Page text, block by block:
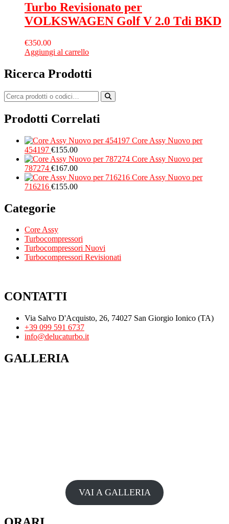
Turbo Revisionato per
VOLKSWAGEN Golf V 2.0 Tdi BKD
€350.00
Aggiungi al carrello
Ricerca Prodotti
Prodotti Correlati
Core Assy Nuovo per
454197 €155.00
Core Assy Nuovo per
787274 €167.00
Core Assy Nuovo per
716216 €155.00
Categorie
Core Assy
Turbocompressori
Turbocompressori Nuovi
Turbocompressori Revisionati
CONTATTI
Via Salvo D'Acquisto, 26, 74027 San Giorgio Ionico (TA)
+39 099 591 6737
info@delucaturbo.it
GALLERIA
VAI A GALLERIA